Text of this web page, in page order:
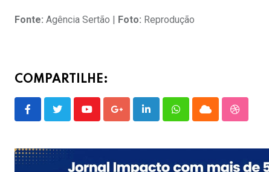
Fonte: Agência Sertão | Foto: Reprodução
COMPARTILHE:
YoutubeGoogle+LinkedInWhatsappCloud